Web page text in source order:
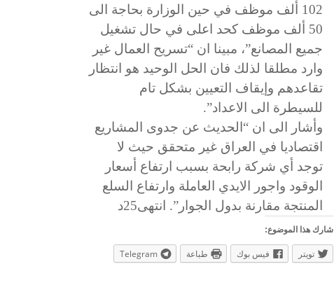
102 ألف موظف في حين الوزارة بحاجة الى
50 ألف موظف كحد اعلى في حال تشغيل
جميع المصانع”، مبينا ان “تسريح العمال غير
وارد مطلقا لذلك فان الحل الوحيد هو انتظار
تقاعدهم وإيقاف التعيين بشكل تام
للسيطرة الى الاعداد”.
وأشار الى ان “الحديث عن جدوى المشاريع
اقتصاديا في العراق غير متحقق حيث لا
توجد أي شركة رابحة بسبب ارتفاع أسعار
الوقود واجور الايدي العاملة وارتفاع السلع
المنتجة مقارنة بدول الجوار”. انتهى25د
شارك هذا الموضوع:
تويتر فيس بوك طباعة Telegram